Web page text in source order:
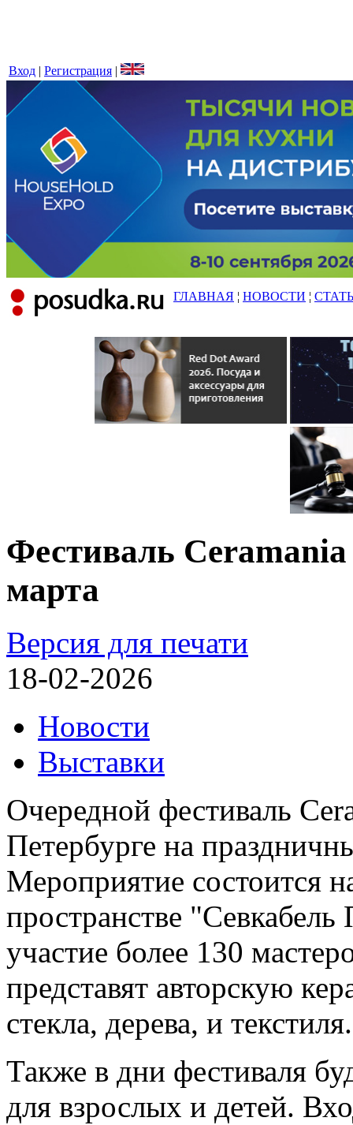
Вход | Регистрация |
ГЛАВНАЯ ¦ НОВОСТИ ¦
Фестиваль Ceramania
марта
Версия для печати
18-02-2026
Новости
Выставки
Очередной фестиваль
Петербурге на
Мероприятие состоится
пространстве
участие более 130
представят авторскую
стекла, дерева, и текстиля.
Также в дни фестиваля
для взрослых и детей.